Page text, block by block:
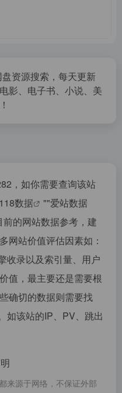
资源搜索，每天更新
影、电子书、小说、美
，如你需要查询该站
数据 ""爱站数据
前的网站数据参考，建
网站价值评估因素如：
收录以及索引量、用户
值，最主要还是需要根
确切的数据则需要找
如该站的IP、PV、跳出
来源于网络，不保证外部